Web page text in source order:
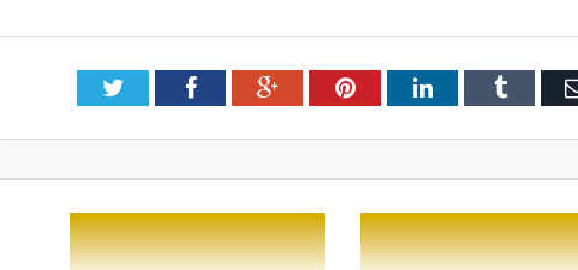
TwitterFacebookGoogle+PinterestLinkedInTumblr